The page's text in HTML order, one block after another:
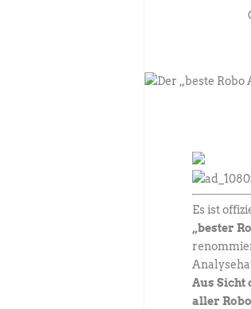
Es ist
„bester
Aus Sicht
aller